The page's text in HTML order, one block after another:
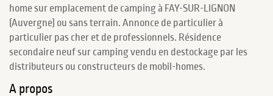
home sur emplacement de camping à FAY-SUR-LIGNON
(Auvergne) ou sans terrain. Annonce de particulier à
particulier pas cher et de professionnels. Résidence
secondaire neuf sur camping vendu en destockage par les
distributeurs ou constructeurs de mobil-homes.
A propos